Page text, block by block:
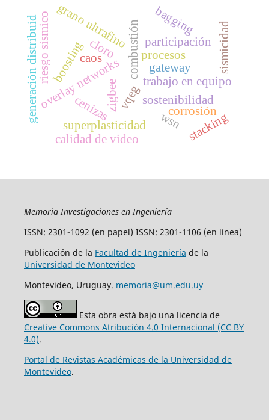
sostenibilidad
trabajo en equipo
combustión
cenizas
cloro
corrosión
wsn
gateway
overlay networks
zigbee
superplasticidad
grano ultrafino
generación distribuid procesos
participación
boosting
bagging
stacking
calidad de video
vqeg
sismicidad
riesgo sísmico caos
Memoria Investigaciones en Ingeniería
ISSN: 2301-1092 (en papel) ISSN: 2301-1106 (en línea)
Publicación de la Facultad de Ingeniería de la
Universidad de Montevideo
Montevideo, Uruguay. memoria@um.edu.uy
Esta obra está bajo una licencia de
Creative Commons Atribución 4.0 Internacional (CC BY
4.0).
Portal de Revistas Académicas de la Universidad de
Montevideo.